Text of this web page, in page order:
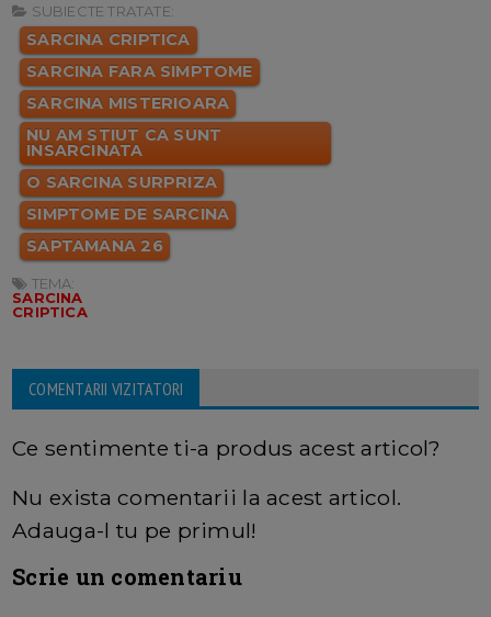
SUBIECTE TRATATE:
SARCINA CRIPTICA
SARCINA FARA SIMPTOME
SARCINA MISTERIOARA
NU AM STIUT CA SUNT
INSARCINATA
O SARCINA SURPRIZA
SIMPTOME DE SARCINA
SAPTAMANA 26
TEMA:
SARCINA
CRIPTICA
COMENTARII VIZITATORI
Ce sentimente ti-a produs acest articol?
Nu exista comentarii la acest articol.
Adauga-l tu pe primul!
Scrie un comentariu